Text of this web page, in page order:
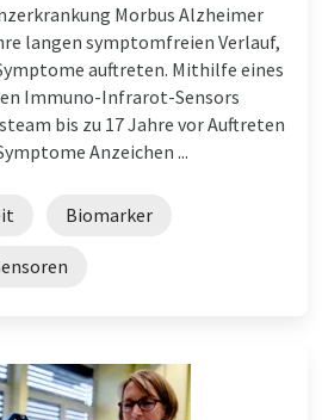
Morbus Alzheimer
langen symptomfreien Verlauf,
auftreten. Mithilfe eines
Immuno-Infrarot-Sensors
bis zu 17 Jahre vor Auftreten
Anzeichen ...
Biomarker